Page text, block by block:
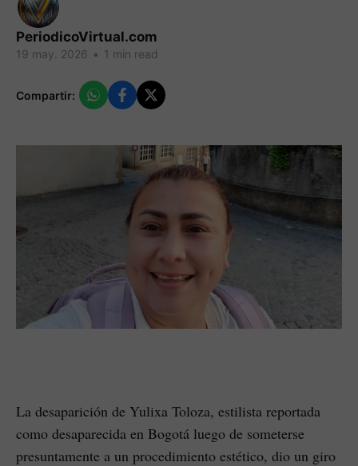
PeriodicoVirtual.com
19 may. 2026 • 1 min read
Compartir:
La desaparición de Yulixa Toloza, estilista reportada
como desaparecida en Bogotá luego de someterse
presuntamente a un procedimiento estético, dio un giro